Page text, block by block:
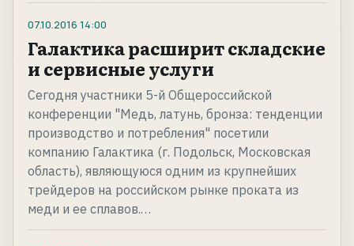
07.10.2016 14:00
Галактика расширит складские
и сервисные услуги
Сегодня участники 5-й Общероссийской
конференции "Медь, латунь, бронза: тенденции
производство и потребления" посетили
компанию Галактика (г. Подольск, Московская
область), являющуюся одним из крупнейших
трейдеров на российском рынке проката из
меди и ее сплавов.…